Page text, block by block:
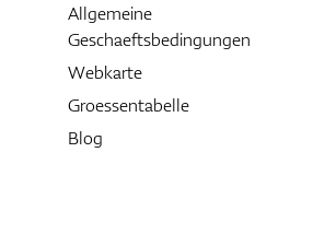
Allgemeine
Geschaeftsbedingungen
Webkarte
Groessentabelle
Blog